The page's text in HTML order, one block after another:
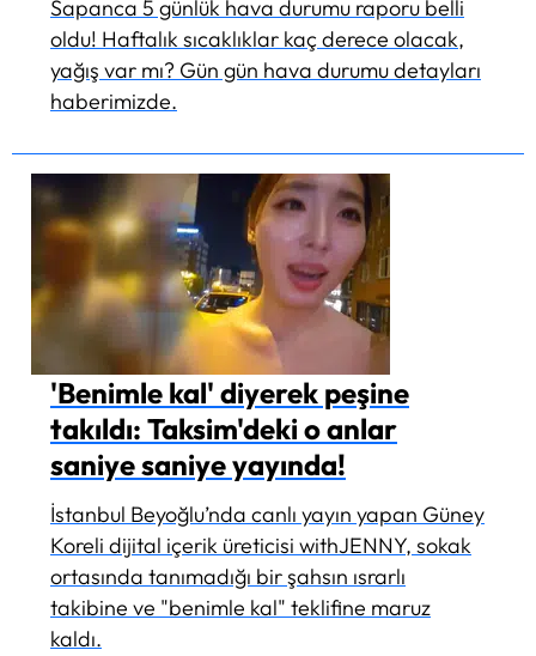
Sapanca 5 günlük hava durumu raporu belli
oldu! Haftalık sıcaklıklar kaç derece olacak,
yağış var mı? Gün gün hava durumu detayları
haberimizde.
'Benimle kal' diyerek peşine
takıldı: Taksim'deki o anlar
saniye saniye yayında!
İstanbul Beyoğlu’nda canlı yayın yapan Güney
Koreli dijital içerik üreticisi withJENNY, sokak
ortasında tanımadığı bir şahsın ısrarlı
takibine ve "benimle kal" teklifine maruz
kaldı.